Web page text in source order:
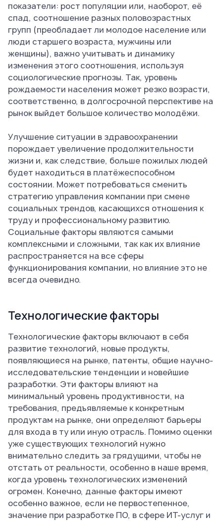
показатели: рост популяции или, наоборот, её
спад, соотношение разных половозрастных
групп (преобладает ли молодое население или
люди старшего возраста, мужчины или
женщины), важно учитывать и динамику
изменения этого соотношения, используя
социологические прогнозы. Так, уровень
рождаемости населения может резко возрасти,
соответственно, в долгосрочной перспективе на
рынок выйдет большое количество молодёжи.
Улучшение ситуации в здравоохранении
порождает увеличение продолжительности
жизни и, как следствие, больше пожилых людей
будет находиться в платёжеспособном
состоянии. Может потребоваться сменить
стратегию управления компании при смене
социальных трендов, касающихся отношения к
труду и профессиональному развитию.
Социальные факторы являются самыми
комплексными и сложными, так как их влияние
распространяется на все сферы
функционирования компании, но влияние это не
всегда очевидно.
Технологические факторы
Технологические факторы включают в себя
развитие технологий, новые продукты,
появляющиеся на рынке, патенты, общие научно-
исследовательские тенденции и новейшие
разработки. Эти факторы влияют на
минимальный уровень продуктивности, на
требования, предъявляемые к конкретным
продуктам на рынке, они определяют барьеры
для входа в ту или иную отрасль. Помимо оценки
уже существующих технологий нужно
внимательно следить за грядущими, чтобы не
отстать от реальности, особенно в наше время,
когда уровень технологических изменений
огромен. Конечно, данные факторы имеют
особенно важное, если не первостепенное,
значение при разработке ПО, в сфере ИТ-услуг и